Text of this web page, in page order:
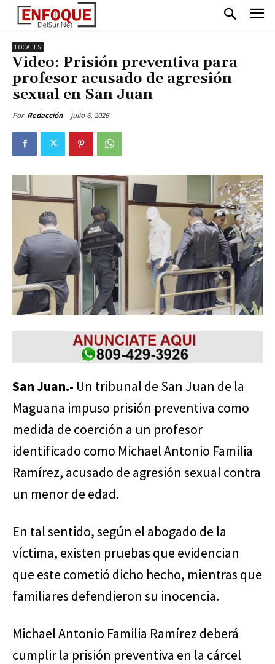
LOCALES
Video: Prisión preventiva para
profesor acusado de agresión
sexual en San Juan
Por Redacción julio 6, 2026
San Juan.- Un tribunal de San Juan de la
Maguana impuso prisión preventiva como
medida de coerción a un profesor
identificado como Michael Antonio Familia
Ramírez, acusado de agresión sexual contra
un menor de edad.
En tal sentido, según el abogado de la
víctima, existen pruebas que evidencian
que este cometió dicho hecho, mientras que
familiares defendieron su inocencia.
Michael Antonio Familia Ramírez deberá
cumplir la prisión preventiva en la cárcel